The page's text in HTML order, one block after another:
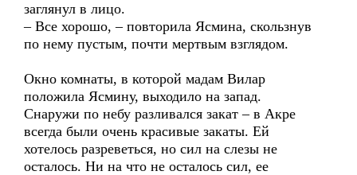
заглянул в лицо.
– Все хорошо, – повторила Ясмина, скользнув
по нему пустым, почти мертвым взглядом.
Окно комнаты, в которой мадам Вилар
положила Ясмину, выходило на запад.
Снаружи по небу разливался закат – в Акре
всегда были очень красивые закаты. Ей
хотелось разреветься, но сил на слезы не
осталось. Ни на что не осталось сил, ее